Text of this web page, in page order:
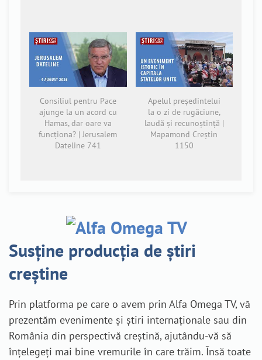
Consiliul pentru Pace
ajunge la un acord cu
Hamas, dar oare va
funcționa? | Jerusalem
Dateline 741
Apelul președintelui
la o zi de rugăciune,
laudă și recunoștință |
Mapamond Creștin
1150
Susține producția de știri
creștine
Prin platforma pe care o avem prin Alfa Omega TV, vă
prezentăm evenimente și știri internaționale sau din
România din perspectivă creștină, ajutându-vă să
înțelegeți mai bine vremurile în care trăim. Însă toate